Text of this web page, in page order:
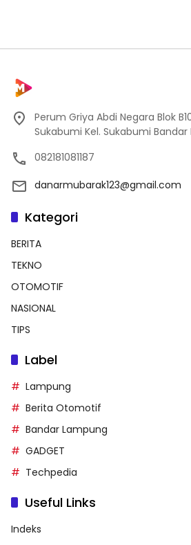
Perum Griya Abdi Negara Blok
Sukabumi Kel. Sukabumi Bandar
082181081187
danarmubarak123@gmail.com
Kategori
BERITA
TEKNO
OTOMOTIF
NASIONAL
TIPS
Label
Lampung
Berita Otomotif
Bandar Lampung
GADGET
Techpedia
Useful Links
Indeks